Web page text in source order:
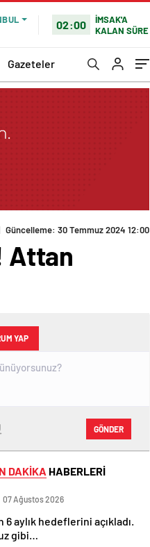
02:00
İMSAK'A
KALAN SÜRE
Gazeteler
Güncelleme: 30 Temmuz 2024 12:00
Attan
YAP
GÖNDER
DAKİKA HABERLERİ
07 Ağustos 2026
6 aylık hedeflerini açıkladı.
gibi…